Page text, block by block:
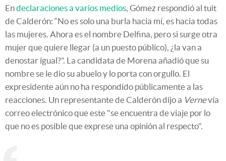
Endeclaraciones a varios medios, Gómez respondió al tuit
de Calderón: “No es solo una burla hacia mí, es hacia todas
las mujeres. Ahora es el nombre Delfina, pero si surge otra
mujer que quiere llegar (a un puesto público), ¿la van a
denostar igual?”. La candidata de Morena añadió que su
nombre se le dio su abuelo y lo porta con orgullo. El
expresidente aún no ha respondido públicamente a las
reacciones. Un representante de Calderón dijo a Vernevía
correo electrónico que este "se encuentra de viaje por lo
que no es posible que exprese una opinión al respecto".